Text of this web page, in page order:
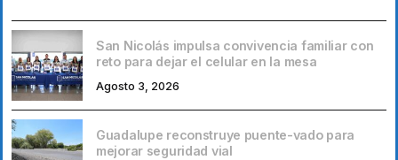
San Nicolás impulsa convivencia familiar con
reto para dejar el celular en la mesa
Agosto 3, 2026
Guadalupe reconstruye puente-vado para
mejorar seguridad vial